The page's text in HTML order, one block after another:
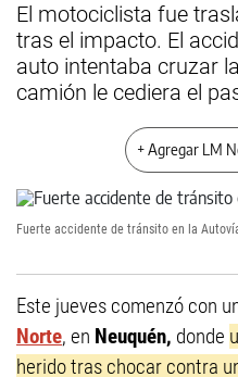
El motociclista fue
tras el impacto. El
auto intentaba cruzar
camión le cediera el
+ Agregar LM
Fuerte accidente de tránsito en la
Este jueves comenzó con
Norte, en Neuquén, donde
herido tras chocar contra